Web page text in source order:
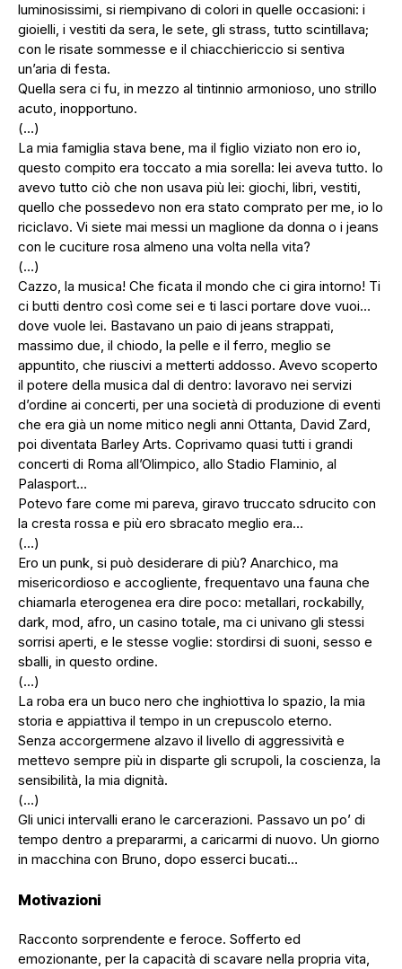
luminosissimi, si riempivano di colori in quelle occasioni: i
gioielli, i vestiti da sera, le sete, gli strass, tutto scintillava;
con le risate sommesse e il chiacchiericcio si sentiva
un’aria di festa.
Quella sera ci fu, in mezzo al tintinnio armonioso, uno strillo
acuto, inopportuno.
(…)
La mia famiglia stava bene, ma il figlio viziato non ero io,
questo compito era toccato a mia sorella: lei aveva tutto. Io
avevo tutto ciò che non usava più lei: giochi, libri, vestiti,
quello che possedevo non era stato comprato per me, io lo
riciclavo. Vi siete mai messi un maglione da donna o i jeans
con le cuciture rosa almeno una volta nella vita?
(…)
Cazzo, la musica! Che ficata il mondo che ci gira intorno! Ti
ci butti dentro così come sei e ti lasci portare dove vuoi…
dove vuole lei. Bastavano un paio di jeans strappati,
massimo due, il chiodo, la pelle e il ferro, meglio se
appuntito, che riuscivi a metterti addosso. Avevo scoperto
il potere della musica dal di dentro: lavoravo nei servizi
d’ordine ai concerti, per una società di produzione di eventi
che era già un nome mitico negli anni Ottanta, David Zard,
poi diventata Barley Arts. Coprivamo quasi tutti i grandi
concerti di Roma all’Olimpico, allo Stadio Flaminio, al
Palasport…
Potevo fare come mi pareva, giravo truccato sdrucito con
la cresta rossa e più ero sbracato meglio era…
(…)
Ero un punk, si può desiderare di più? Anarchico, ma
misericordioso e accogliente, frequentavo una fauna che
chiamarla eterogenea era dire poco: metallari, rockabilly,
dark, mod, afro, un casino totale, ma ci univano gli stessi
sorrisi aperti, e le stesse voglie: stordirsi di suoni, sesso e
sballi, in questo ordine.
(…)
La roba era un buco nero che inghiottiva lo spazio, la mia
storia e appiattiva il tempo in un crepuscolo eterno.
Senza accorgermene alzavo il livello di aggressività e
mettevo sempre più in disparte gli scrupoli, la coscienza, la
sensibilità, la mia dignità.
(…)
Gli unici intervalli erano le carcerazioni. Passavo un po’ di
tempo dentro a prepararmi, a caricarmi di nuovo. Un giorno
in macchina con Bruno, dopo esserci bucati…
Motivazioni
Racconto sorprendente e feroce. Sofferto ed
emozionante, per la capacità di scavare nella propria vita,